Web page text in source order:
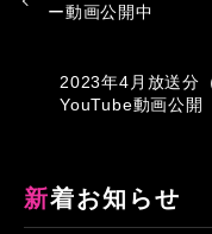
ー動画公開中
2023年4月放送分
YouTube動画公開
新着お知らせ